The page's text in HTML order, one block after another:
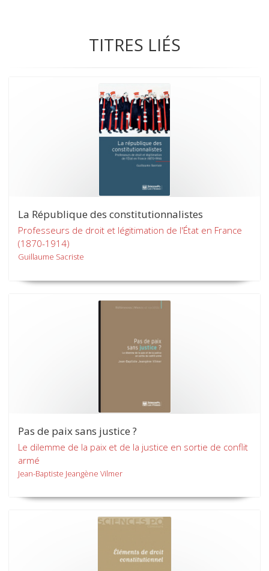
TITRES LIÉS
La République des constitutionnalistes
Professeurs de droit et légitimation de l'État en France
(1870-1914)
Guillaume Sacriste
Pas de paix sans justice ?
Le dilemme de la paix et de la justice en sortie de conflit
armé
Jean-Baptiste Jeangène Vilmer